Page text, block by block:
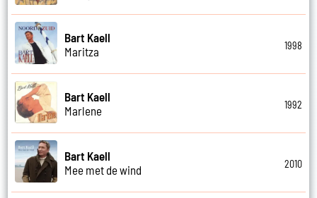
Bart Kaell
Maritza
1998
Bart Kaell
Marlene
1992
Bart Kaell
Mee met de wind
2010